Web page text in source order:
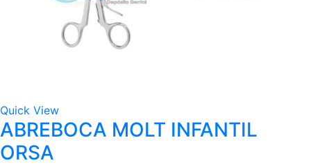
Quick View
ABREBOCA MOLT INFANTIL
ORSA